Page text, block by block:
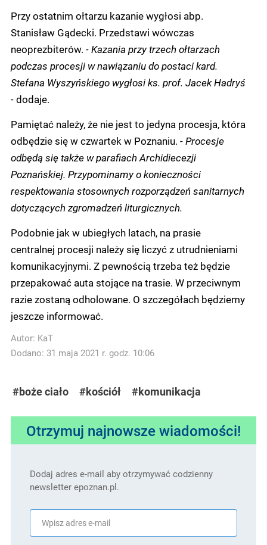
Przy ostatnim ołtarzu kazanie wygłosi abp.
Stanisław Gądecki. Przedstawi wówczas
neoprezbiterów. - Kazania przy trzech ołtarzach
podczas procesji w nawiązaniu do postaci kard.
Stefana Wyszyńskiego wygłosi ks. prof. Jacek Hadryś
-dodaje.
Pamiętać należy, że nie jest to jedyna procesja, która
odbędzie się w czwartek w Poznaniu. - Procesje
odbędą się także w parafiach Archidiecezji
Poznańskiej. Przypominamy o konieczności
respektowania stosownych rozporządzeń sanitarnych
dotyczących zgromadzeń liturgicznych.
Podobnie jak w ubiegłych latach, na prasie
centralnej procesji należy się liczyć z utrudnieniami
komunikacyjnymi. Z pewnością trzeba też będzie
przepakować auta stojące na trasie. W przeciwnym
razie zostaną odholowane. O szczegółach będziemy
jeszcze informować.
Autor: KaT
Dodano: 31 maja 2021 r. godz. 10:06
#boże ciało #kościół #komunikacja
Otrzymuj najnowsze wiadomości!
Dodaj adres e-mail aby otrzymywać codzienny
newsletter epoznan.pl.